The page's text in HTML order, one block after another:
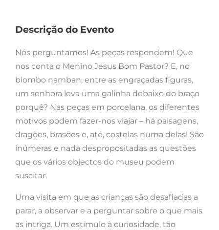
Descrição do Evento
Nós perguntamos! As peças respondem! Que
nos conta o Menino Jesus Bom Pastor? E, no
biombo namban, entre as engraçadas figuras,
um senhora leva uma galinha debaixo do braço
porquê? Nas peças em porcelana, os diferentes
motivos podem fazer-nos viajar – há paisagens,
dragões, brasões e, até, costelas numa delas! São
inúmeras e nada despropositadas as questões
que os vários objectos do museu podem
suscitar.
Uma visita em que as crianças são desafiadas a
parar, a observar e a perguntar sobre o que mais
as intriga. Um estímulo à curiosidade, tão